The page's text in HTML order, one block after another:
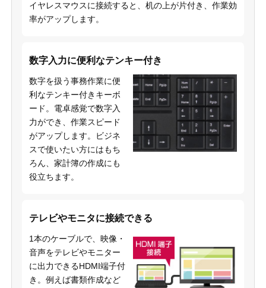
イヤレスマウスに接続すると、机の上が片付き、作業効
率がアップします。
数字入力に便利なテンキー付き
数字を扱う事務作業に便
利なテンキー付きキーボ
ード。電卓感覚で数字入
力ができ、作業スピード
がアップします。ビジネ
スで使いたい方にはもち
ろん、家計簿の作成にも
役立ちます。
テレビやモニタに接続できる
1本のケーブルで、映像・
音声をテレビやモニター
に出力できるHDMI端子付
き。例えば書類作成など